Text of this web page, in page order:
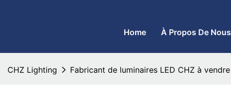
Home À Propos De Nous
CHZ Lighting Fabricant de luminaires LED CHZ à vendre